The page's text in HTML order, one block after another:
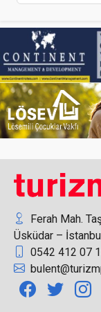
GTD A.Ş ve
Devlet
Dünyanın
Ferah Mah.
Üsküdar – İstanbul
0542 412 07